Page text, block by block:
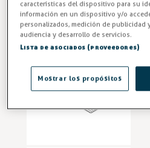
18,14 €
características del dispositivo para su
información en un dispositivo y/o
personalizados, medición de publicidad
audiencia y desarrollo de servicios.
Lista de asociados (proveedores)
Mostrar los propósitos